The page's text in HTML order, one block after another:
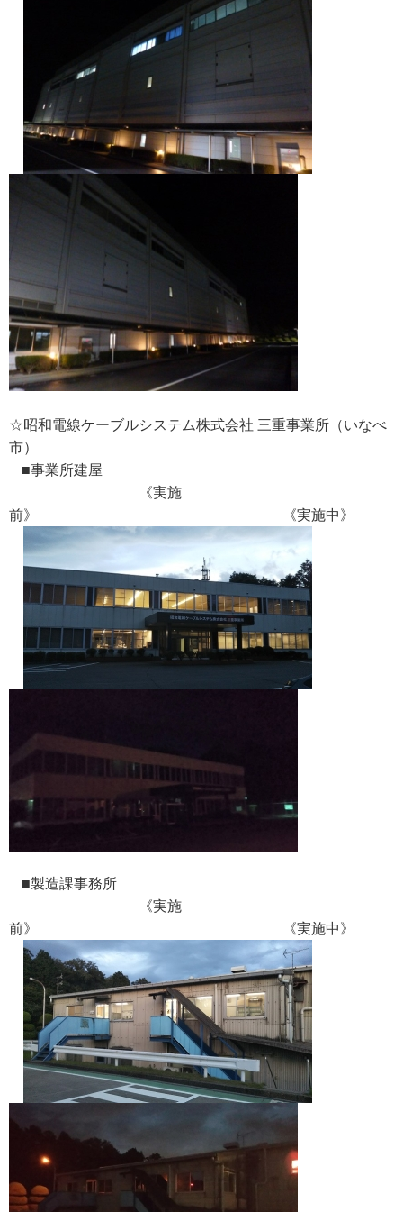
☆昭和電線ケーブルシステム株式会社 三重事業所（いなべ
市）
■事業所建屋
《実施
前》 《実施中》
■製造課事務所
《実施
前》 《実施中》